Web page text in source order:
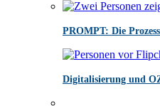
PROMPT: Die
Digitalisierung und